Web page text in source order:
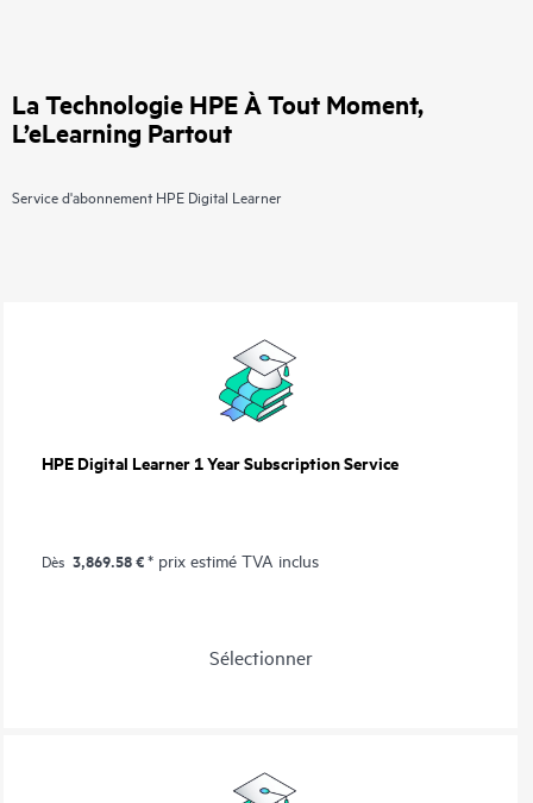
La Technologie HPE À Tout Moment,
L’eLearning Partout
Service d'abonnement HPE Digital Learner
HPE Digital Learner 1 Year Subscription Service
Dès 3,869.58 €* prix estimé TVA inclus
Sélectionner